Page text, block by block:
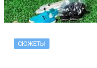
СЮЖЕТЫ